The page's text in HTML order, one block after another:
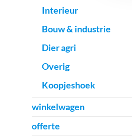
Interieur
Bouw & industrie
Dier agri
Overig
Koopjeshoek
winkelwagen
offerte